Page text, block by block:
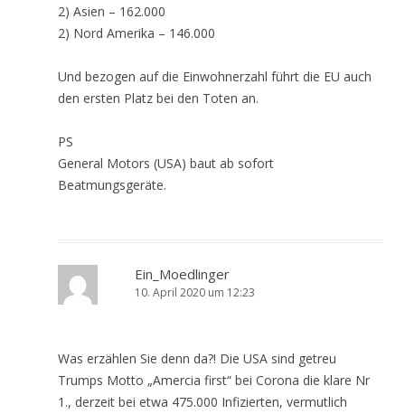
2) Asien – 162.000
2) Nord Amerika – 146.000
Und bezogen auf die Einwohnerzahl führt die EU auch
den ersten Platz bei den Toten an.
PS
General Motors (USA) baut ab sofort
Beatmungsgeräte.
Ein_Moedlinger
10. April 2020 um 12:23
Was erzählen Sie denn da?! Die USA sind getreu
Trumps Motto „Amercia first“ bei Corona die klare Nr
1., derzeit bei etwa 475.000 Infizierten, vermutlich